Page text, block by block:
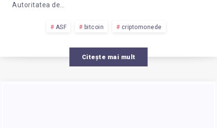
INVESTIȚII
AUTORIZATE
Autoritatea de…
ASF bitcoin criptomonede
Citește mai mult